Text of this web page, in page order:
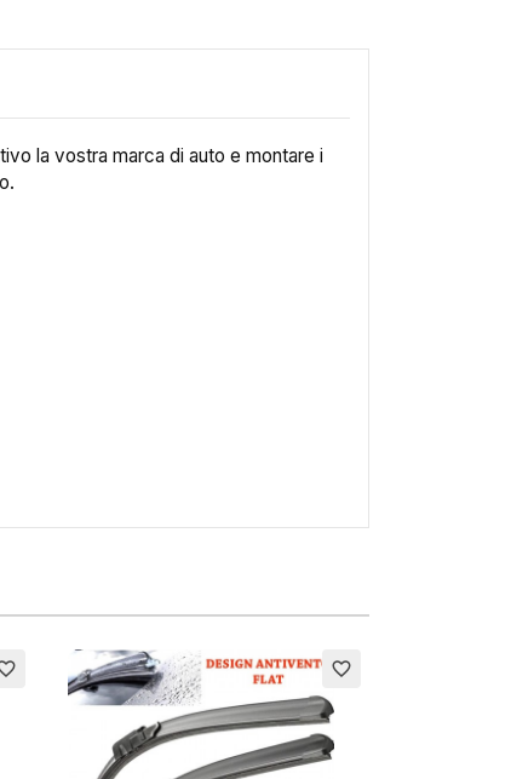
la vostra marca di auto e montare i
favorite_border